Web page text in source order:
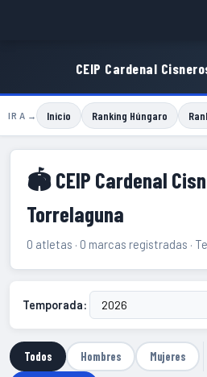
CEIP Cardenal
IR A → Inicio Ranking Húngaro
🏟 CEIP Cardenal
Torrelaguna
0 atletas · 0 marcas registradas ·
Temporada:
Todos Hombres Mujeres